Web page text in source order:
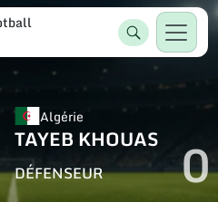
Algérie
TAYEB KHOUAS
DÉFENSEUR 0